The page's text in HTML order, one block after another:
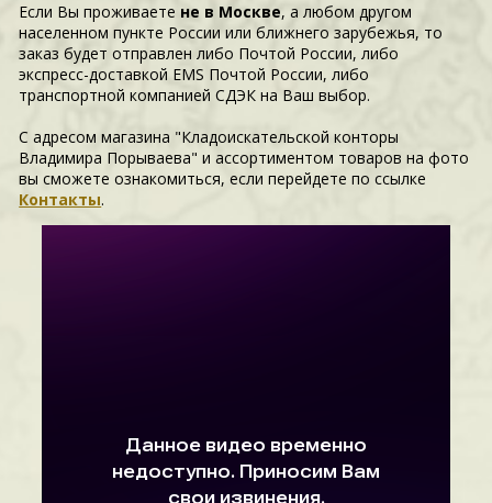
Если Вы проживаете не в Москве, а любом другом
населенном пункте России или ближнего зарубежья, то
заказ будет отправлен либо Почтой России, либо
экспресс-доставкой EMS Почтой России, либо
транспортной компанией СДЭК на Ваш выбор.
С адресом магазина "Кладоискательской конторы
Владимира Порываева" и ассортиментом товаров на фото
вы сможете ознакомиться, если перейдете по ссылке
Контакты.